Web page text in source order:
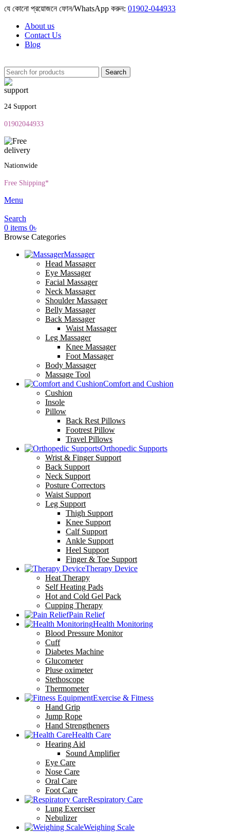
যে কোনো প্রয়োজনে ফোন/WhatsApp করুন: 01902-044933
About us
Contact Us
Blog
Search
24 Support
01902044933
Nationwide
Free Shipping*
Menu
Search
0 items 0৳
Browse Categories
Massager
Head Massager
Eye Massager
Facial Massager
Neck Massager
Shoulder Massager
Belly Massager
Back Massager
Waist Massager
Leg Massager
Knee Massager
Foot Massager
Body Massager
Massage Tool
Comfort and Cushion
Cushion
Insole
Pillow
Back Rest Pillows
Footrest Pillow
Travel Pillows
Orthopedic Supports
Wrist & Finger Support
Back Support
Neck Support
Posture Correctors
Waist Support
Leg Support
Thigh Support
Knee Support
Calf Support
Ankle Support
Heel Support
Finger & Toe Support
Therapy Device
Heat Therapy
Self Heating Pads
Hot and Cold Gel Pack
Cupping Therapy
Pain Relief
Health Monitoring
Blood Pressure Monitor
Cuff
Diabetes Machine
Glucometer
Pluse oximeter
Stethoscope
Thermometer
Exercise & Fitness
Hand Grip
Jump Rope
Hand Strengtheners
Health Care
Hearing Aid
Sound Amplifier
Eye Care
Nose Care
Oral Care
Foot Care
Respiratory Care
Lung Exerciser
Nebulizer
Weighing Scale